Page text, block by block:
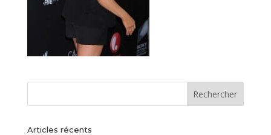
Articles récents